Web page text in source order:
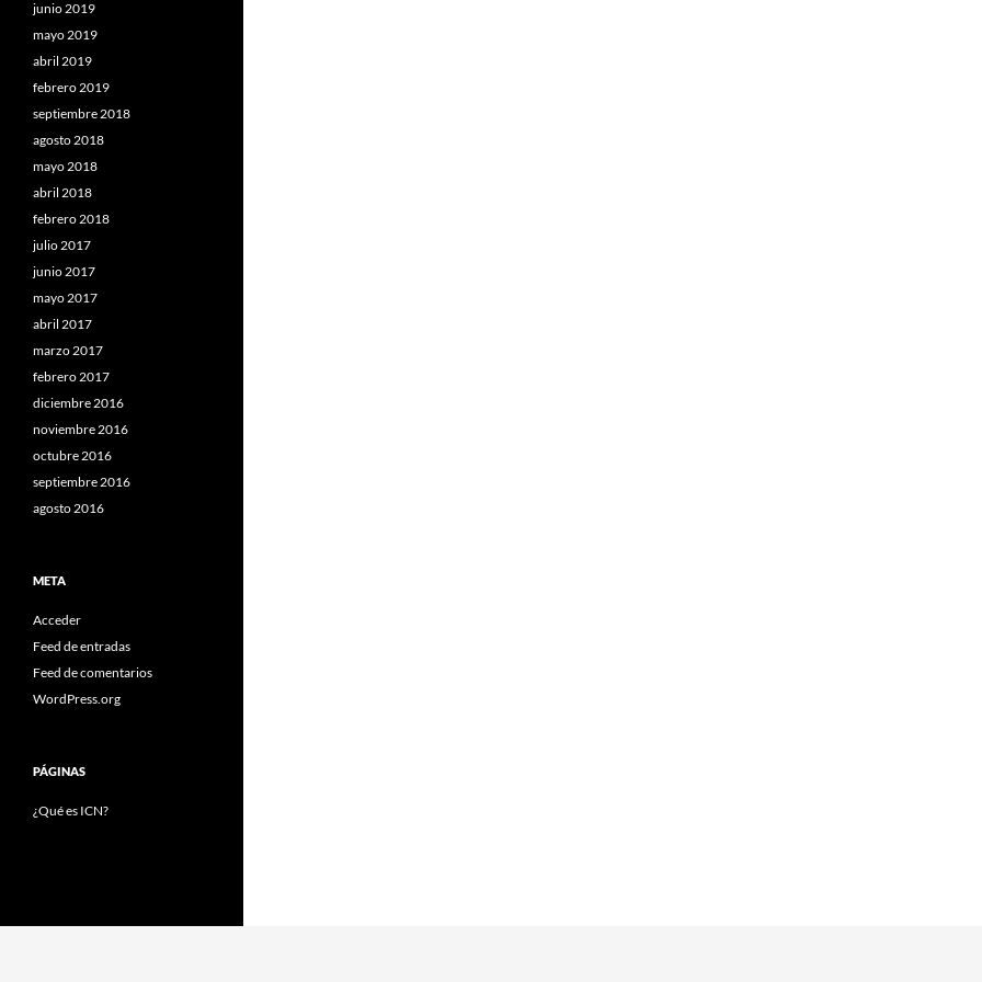
junio 2019
mayo 2019
abril 2019
febrero 2019
septiembre 2018
agosto 2018
mayo 2018
abril 2018
febrero 2018
julio 2017
junio 2017
mayo 2017
abril 2017
marzo 2017
febrero 2017
diciembre 2016
noviembre 2016
octubre 2016
septiembre 2016
agosto 2016
META
Acceder
Feed de entradas
Feed de comentarios
WordPress.org
PÁGINAS
¿Qué es ICN?